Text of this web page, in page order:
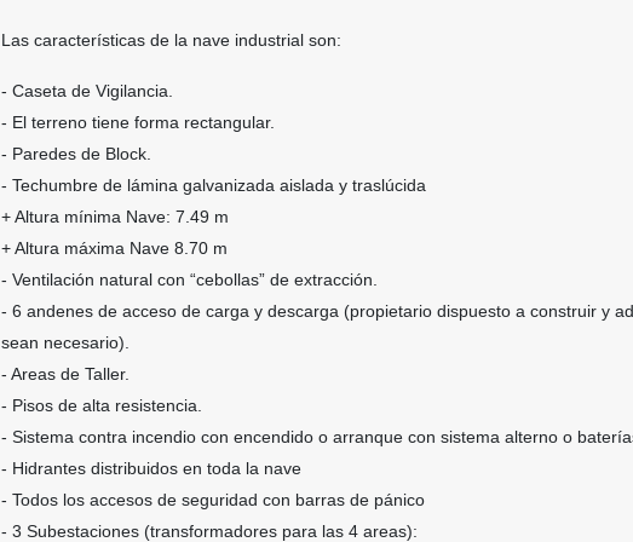
Las características de la nave industrial son:
- Caseta de Vigilancia.
- El terreno tiene forma rectangular.
- Paredes de Block.
- Techumbre de lámina galvanizada aislada y traslúcida
+ Altura mínima Nave: 7.49 m
+ Altura máxima Nave 8.70 m
- Ventilación natural con “cebollas” de extracción.
- 6 andenes de acceso de carga y descarga (propietario dispuesto a construir y
sean necesario).
- Areas de Taller.
- Pisos de alta resistencia.
- Sistema contra incendio con encendido o arranque con sistema alterno o
- Hidrantes distribuidos en toda la nave
- Todos los accesos de seguridad con barras de pánico
- 3 Subestaciones (transformadores para las 4 areas):